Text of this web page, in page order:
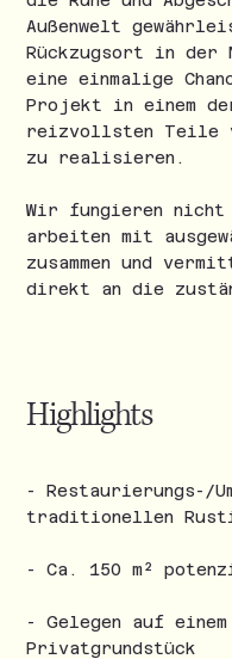
Außenwelt
Rückzugsort in
eine einmalige
Projekt in einem
reizvollsten Teile
zu realisieren.
Wir fungieren nicht
arbeiten mit
zusammen und
direkt an die
Highlights
- Restaurierungs-/
traditionellen
- Ca. 150 m²
- Gelegen auf
Privatgrundstück